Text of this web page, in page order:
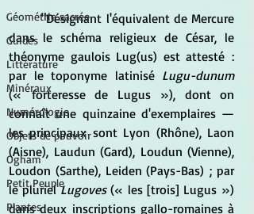
Géométrie sacrée
Guides
Littérature
Minéraux
Numérologie
Objets de pouvoir
Ogham
Petit Peuple
Plantes
	"
Désignant l'équivalent de Mercure
dans le schéma religieux de César, le
théonyme gaulois Lug(us) est attesté :
par le toponyme latinisé Lugu-dunum
(« forteresse de Lugus »), dont on
connaît une quinzaine d'exemplaires —
les principaux sont Lyon (Rhône), Laon
(Aisne), Laudun (Gard), Loudun (Vienne),
Loudon (Sarthe), Leiden (Pays-Bas) ; par
le pluriel Lugoves (« les [trois] Lugus »)
dans deux inscriptions gallo-romaines à